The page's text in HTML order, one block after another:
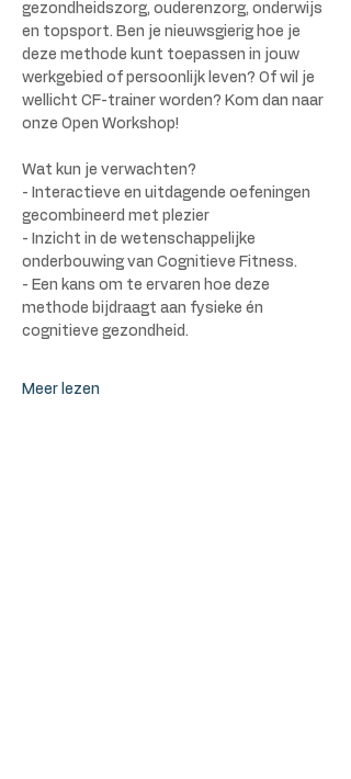
gezondheidszorg, ouderenzorg, onderwijs
en topsport. Ben je nieuwsgierig hoe je
deze methode kunt toepassen in jouw
werkgebied of persoonlijk leven? Of wil je
wellicht CF-trainer worden? Kom dan naar
onze Open Workshop!
Wat kun je verwachten?
- Interactieve en uitdagende oefeningen
gecombineerd met plezier
- Inzicht in de wetenschappelijke
onderbouwing van Cognitieve Fitness.
- Een kans om te ervaren hoe deze
methode bijdraagt aan fysieke én
cognitieve gezondheid.
Meer lezen